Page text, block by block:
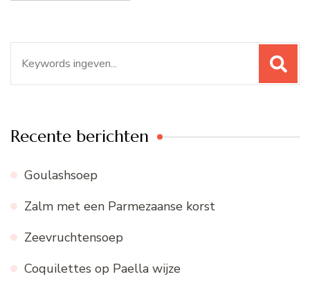
naar:
Recente berichten
Goulashsoep
Zalm met een Parmezaanse korst
Zeevruchtensoep
Coquilettes op Paella wijze